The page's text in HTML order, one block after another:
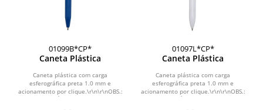
01099B*CP*
Caneta Plástica
Caneta plástica com carga
esferográfica preta 1.0 mm e
acionamento por clique.\r\n\r\nOBS.:
01097L*CP*
Caneta Plástica
Caneta plástica com carga
esferográfica preta 1.0 mm e
acionamento por clique.\r\n\r\nOBS.: